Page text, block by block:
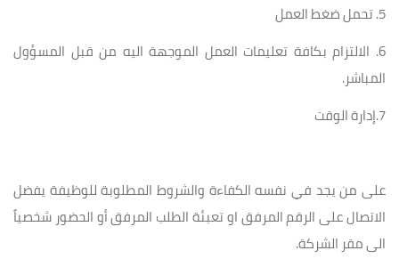
5. تحمل ضغط العمل
6. الالتزام بكافة تعليمات العمل الموجهة اليه من قبل المسؤول
المباشر.
7.إدارة الوقت
على من يجد في نفسه الكفاءة والشروط المطلوبة للوظيفة يفضل
الاتصال على الرقم المرفق او تعبئة الطلب المرفق أو الحضور شخصياً
الى مقر الشركة.